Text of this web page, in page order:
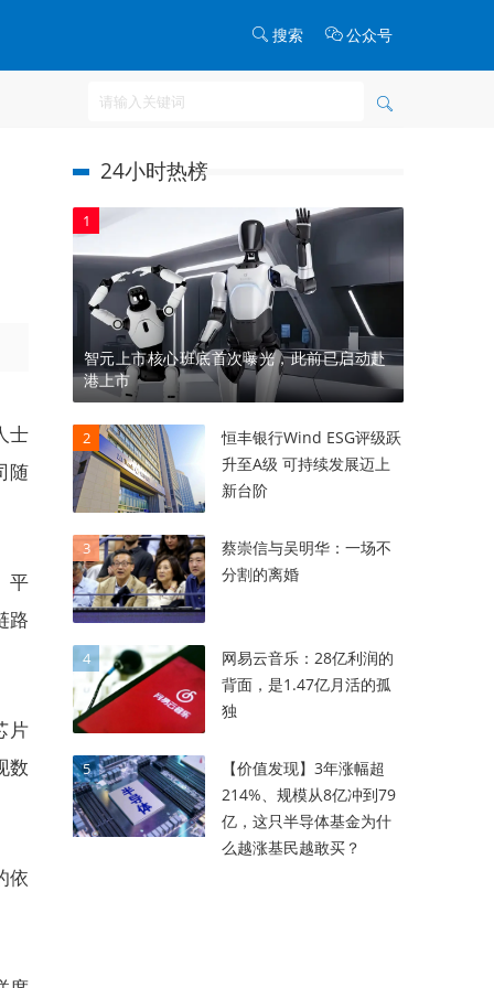
搜索 公众号
士
随
平
路
片
数
依
24小时热榜
1
智元上市核心班底首次曝光，此前已启动赴
港上市
2
恒丰银行Wind ESG评级跃
升至A级 可持续发展迈上
新台阶
3
蔡崇信与吴明华：一场不
分割的离婚
4
网易云音乐：28亿利润的
背面，是1.47亿月活的孤
独
5
【价值发现】3年涨幅超
214%、规模从8亿冲到79
亿，这只半导体基金为什
么越涨基民越敢买？